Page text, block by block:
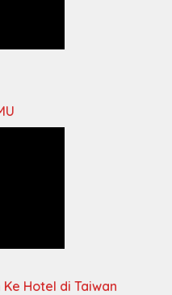
Hotel di Taiwan